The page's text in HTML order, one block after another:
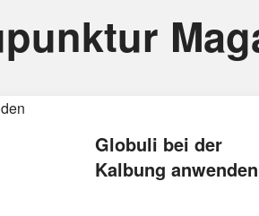
Globuli bei der
Kalbung anwenden